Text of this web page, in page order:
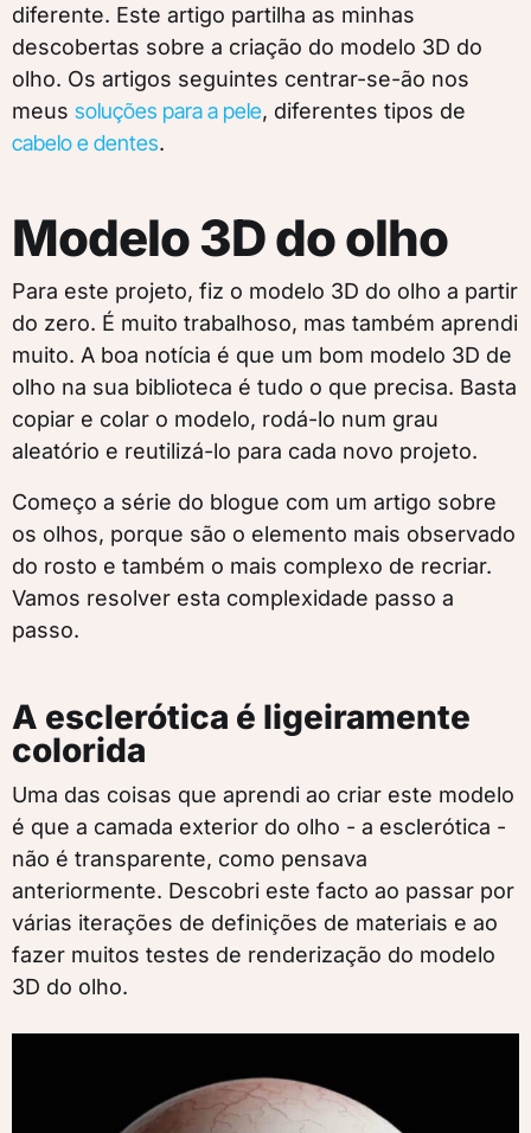
diferente. Este artigo partilha as minhas
descobertas sobre a criação do modelo 3D do
olho. Os artigos seguintes centrar-se-ão nos
meus soluções para a pele, diferentes tipos de
cabelo e dentes.
Modelo 3D do olho
Para este projeto, fiz o modelo 3D do olho a partir
do zero. É muito trabalhoso, mas também aprendi
muito. A boa notícia é que um bom modelo 3D de
olho na sua biblioteca é tudo o que precisa. Basta
copiar e colar o modelo, rodá-lo num grau
aleatório e reutilizá-lo para cada novo projeto.
Começo a série do blogue com um artigo sobre
os olhos, porque são o elemento mais observado
do rosto e também o mais complexo de recriar.
Vamos resolver esta complexidade passo a
passo.
A esclerótica é ligeiramente
colorida
Uma das coisas que aprendi ao criar este modelo
é que a camada exterior do olho - a esclerótica -
não é transparente, como pensava
anteriormente. Descobri este facto ao passar por
várias iterações de definições de materiais e ao
fazer muitos testes de renderização do modelo
3D do olho.